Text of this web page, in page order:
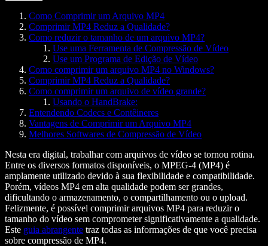
Como Comprimir um Arquivo MP4
Comprimir MP4 Reduz a Qualidade?
Como reduzir o tamanho de um arquivo MP4?
Use uma Ferramenta de Compressão de Vídeo
Use um Programa de Edição de Vídeo
Como comprimir um arquivo MP4 no Windows?
Comprimir MP4 Reduz a Qualidade?
Como comprimir um arquivo de vídeo grande?
Usando o HandBrake:
Entendendo Codecs e Contêineres
Vantagens de Comprimir um Arquivo MP4
Melhores Softwares de Compressão de Vídeo
Nesta era digital, trabalhar com arquivos de vídeo se tornou rotina.
Entre os diversos formatos disponíveis, o MPEG-4 (MP4) é
amplamente utilizado devido à sua flexibilidade e compatibilidade.
Porém, vídeos MP4 em alta qualidade podem ser grandes,
dificultando o armazenamento, o compartilhamento ou o upload.
Felizmente, é possível comprimir arquivos MP4 para reduzir o
tamanho do vídeo sem comprometer significativamente a qualidade.
Este guia abrangente traz todas as informações de que você precisa
sobre compressão de MP4.